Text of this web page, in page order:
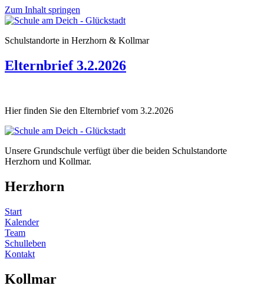
Zum Inhalt springen
Schulstandorte in Herzhorn & Kollmar
Elternbrief 3.2.2026
Hier finden Sie den Elternbrief vom 3.2.2026
Unsere Grundschule verfügt über die beiden Schulstandorte
Herzhorn und Kollmar.
Herzhorn
Start
Kalender
Team
Schulleben
Kontakt
Kollmar